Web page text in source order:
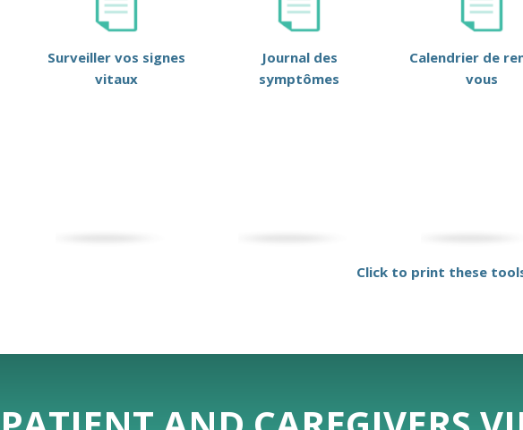
Surveiller vos signes
vitaux
Journal des
symptômes
Calendrier de
vous
Click to print these